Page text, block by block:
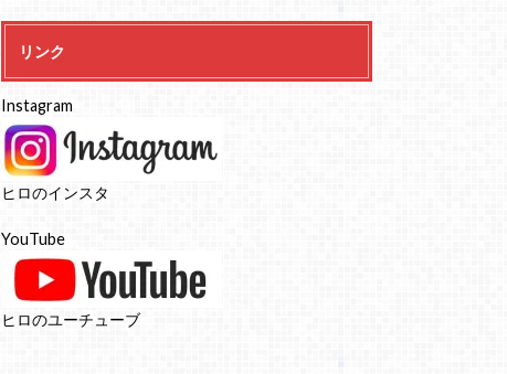
リンク
Instagram
ヒロのインスタ
YouTube
ヒロのユーチューブ